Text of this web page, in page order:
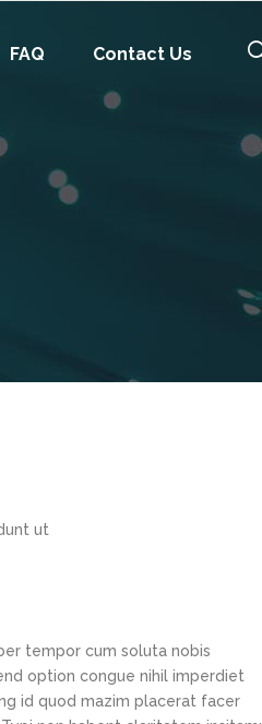
FAQ Contact Us
ut
tempor cum soluta nobis
option congue nihil imperdiet
id quod mazim placerat facer